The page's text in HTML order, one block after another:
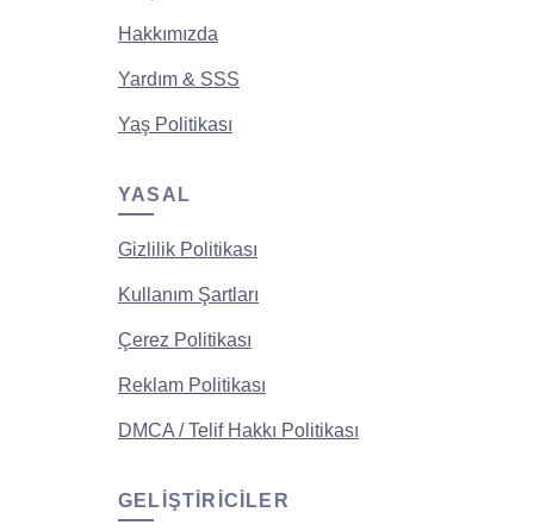
Hakkımızda
Yardım & SSS
Yaş Politikası
YASAL
Gizlilik Politikası
Kullanım Şartları
Çerez Politikası
Reklam Politikası
DMCA / Telif Hakkı Politikası
GELIŞTIRICILER